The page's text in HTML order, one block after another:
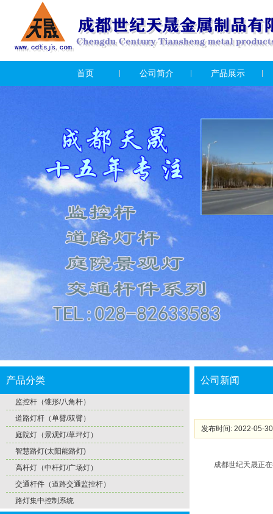
首页 公司简介 产品展示
产品分类
监控杆（锥形/八角杆）
道路灯杆（单臂/双臂）
庭院灯（景观灯/草坪灯）
智慧路灯(太阳能路灯)
高杆灯（中杆灯/广场灯）
交通杆件（道路交通监控杆）
路灯集中控制系统
公司新闻
发布时间: 2022-05-
成都世纪天晟正